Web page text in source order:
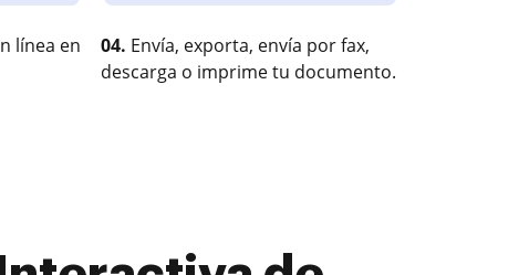
línea en
04. Envía, exporta, envía por fax,
descarga o imprime tu documento.